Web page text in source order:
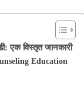
एक विस्तृत जानकारी
Education